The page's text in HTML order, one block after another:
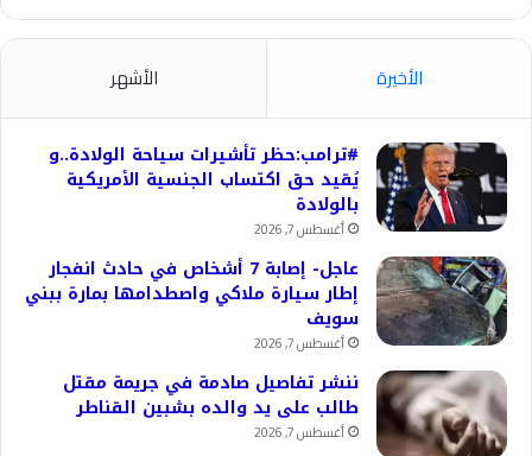
الأخيرة الأشهر
#ترامب:حظر تأشيرات سياحة الولادة..و
يُقيد حق اكتساب الجنسية الأمريكية
بالولادة
أغسطس 7, 2026
عاجل- إصابة 7 أشخاص في حادث انفجار
إطار سيارة ملاكي واصطدامها بمارة ببني
سويف
أغسطس 7, 2026
ننشر تفاصيل صادمة في جريمة مقتل
طالب على يد والده بشبين القناطر
أغسطس 7, 2026